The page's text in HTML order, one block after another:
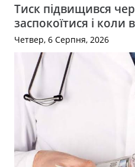
Тиск підвищився
заспокоїтися і
Четвер, 6 Серпня, 2026